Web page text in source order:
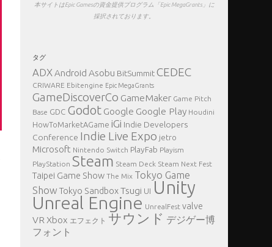
本サイトはEpic Gamesの資金提供プログラム「Epic MegaGrants」に
採択されております。
タグ
ADX Android Asobu BitSummitCEDEC
CRIWARE Ebitengine Epic MegaGrants
GameDiscoverCo GameMaker Game Pitch
Base GDC Godot Google Google Play Houdini
HowToMarketAGame iGi Indie Developers
Conference Indie Live Expo jetro
Microsoft Nintendo Switch PlayFab Playism
PlayStation Steam Steam Deck Steam Next Fest
Taipei Game Show The Mix Tokyo Game
Show Tokyo SandboxTsugi UI Unity
Unreal Engine UnrealFest valve
VR Xbox エフェクト サウンド デジゲー博
フォント